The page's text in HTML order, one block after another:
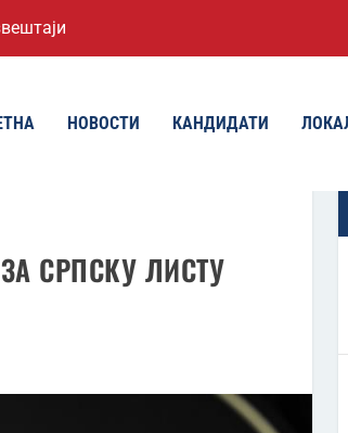
НОВОСТИ КАНДИДАТИ
СРПСКУ ЛИСТУ